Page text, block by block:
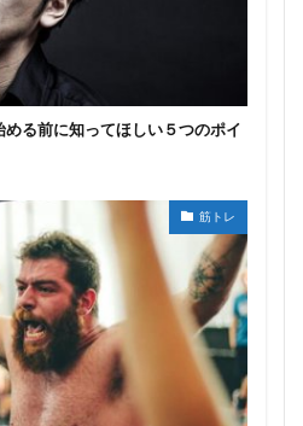
る前に知ってほしい５つのポイ
筋トレ